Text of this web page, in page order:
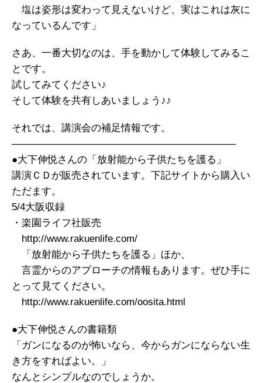
塩は姿形は変わって見えないけど、実はこれは灰に
なっているんです」
さあ、一番大切なのは、手を動かして体験してみるこ
とです。
試してみてください♪
そして体験を共有しあいましょう♪♪
それでは、講演会の補足情報です。
——————————————————————–
●大下伸悦さんの「放射能から子供たちを護る」
講演ＣＤが販売されています。下記サイトから購入い
ただます。
5/4大阪収録
・楽園ライフ社販売
http://www.rakuenlife.com/
「放射能から子供たちを護る」ほか、
言霊からのアプローチの情報もあります。ぜひ手に
とって見てください。
http://www.rakuenlife.com/oosita.html
●大下伸悦さんの書籍類
「ガンになるのが怖いなら、今からガンにならない生
き方をすればよい。」
なんとシンプルなのでしょうか。